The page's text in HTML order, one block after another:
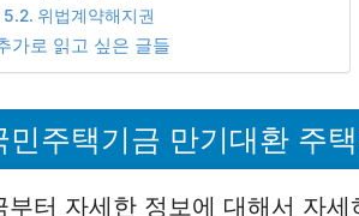
위법계약해지권
가로 읽고 싶은 글들
민주택기금 만기대환 주
부터 자세한 정보에 대해서 자